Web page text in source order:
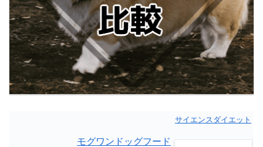
モグワンドッグフード
サイエンスダイエット